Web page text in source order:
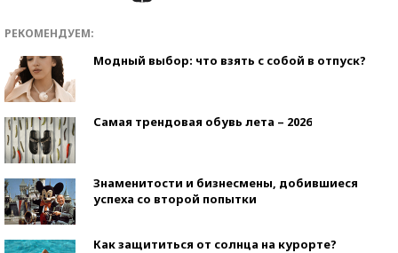
РЕКОМЕНДУЕМ:
Модный выбор: что взять с собой в отпуск?
Самая трендовая обувь лета – 2026
Знаменитости и бизнесмены, добившиеся
успеха со второй попытки
Как защититься от солнца на курорте?